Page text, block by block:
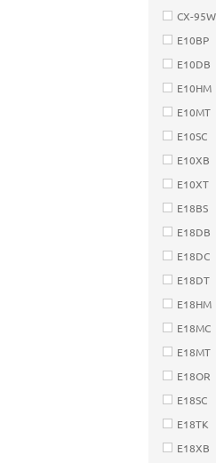
CX-
E10BP
E10DB
E10HM
E10MT
E10SC
E10XB
E10XT
E18BS
E18DB
E18DC
E18DT
E18HM
E18MC
E18MT
E18OR
E18SC
E18TK
E18XB